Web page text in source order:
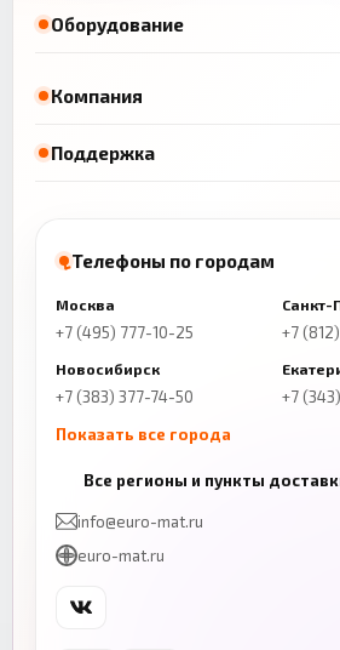
Оборудование
Компания
Поддержка
Телефоны по городам
Москва
+7 (495) 777-10-25
Санкт-
+7
Новосибирск
+7 (383) 377-74-50
+7
Показать все города
+7 (843) 206-01-30
Челябинск
+7 (343) 300-99-67
Все регионы и пункты
info@euro-mat.ru
euro-mat.ru